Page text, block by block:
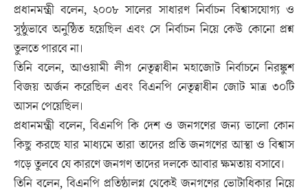
প্রধানমন্ত্রী বলেন, ২০০৮ সালের সাধারণ নির্বাচন বিশ্বাসযোগ্য ও
সুষ্ঠুভাবে অনুষ্ঠিত হয়েছিল এবং সে নির্বাচন নিয়ে কেউ কোনো প্রশ্ন
তুলতে পারবে না।
তিনি বলেন, আওয়ামী লীগ নেতৃত্বাধীন মহাজোট নির্বাচনে নিরঙ্কুশ
বিজয় অর্জন করেছিল এবং বিএনপি নেতৃত্বাধীন জোট মাত্র ৩০টি
আসন পেয়েছিল।
প্রধানমন্ত্রী বলেন, বিএনপি কি দেশ ও জনগণের জন্য ভালো কোন
কিছু করছে যার মাধ্যমে তারা তাদের প্রতি জনগণের আস্থা ও বিশ্বাস
গড়ে তুলবে যে কারণে জনগণ তাদের দলকে আবার ক্ষমতায় বসাবে।
তিনি বলেন, বিএনপি প্রতিষ্ঠালগ্ন থেকেই জনগণের ভোটাধিকার নিয়ে